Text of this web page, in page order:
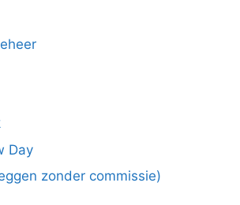
Day
zonder commissie)